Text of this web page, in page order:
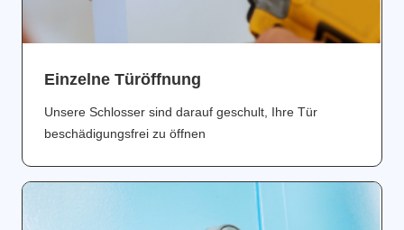
Einzelne Türöffnung
Unsere Schlosser sind darauf geschult, Ihre Tür
beschädigungsfrei zu öffnen